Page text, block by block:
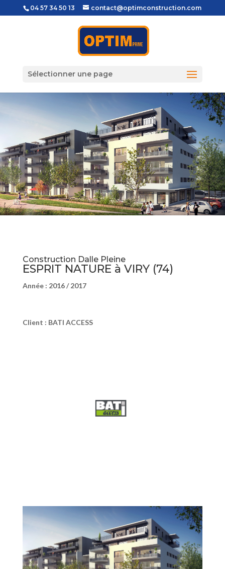
04 57 34 50 13 contact@optimconstruction.com
Sélectionner une page
Construction Dalle Pleine
ESPRIT NATURE à VIRY (74)
Année : 2016 / 2017
Client : BATI ACCESS